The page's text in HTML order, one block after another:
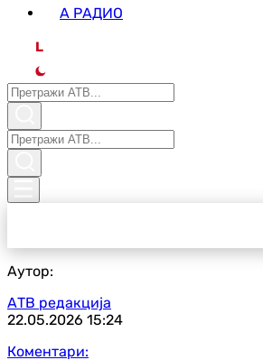
А РАДИО
L
Аутор:
АТВ редакција
22.05.2026 15:24
Коментари: